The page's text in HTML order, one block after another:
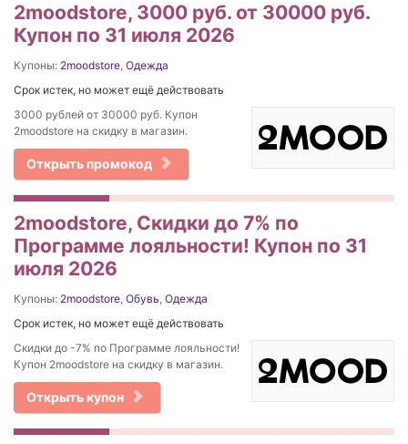
2moodstore, 3000 руб. от 30000 руб.
Купон по 31 июля 2026
Купоны: 2moodstore, Одежда
Срок истек, но может ещё действовать
3000 рублей от 30000 руб. Купон
2moodstore на скидку в магазин.
Открыть промокод
2moodstore, Скидки до 7% по
Программе лояльности! Купон по 31
июля 2026
Купоны: 2moodstore, Обувь, Одежда
Срок истек, но может ещё действовать
Скидки до -7% по Программе лояльности!
Купон 2moodstore на скидку в магазин.
Открыть купон